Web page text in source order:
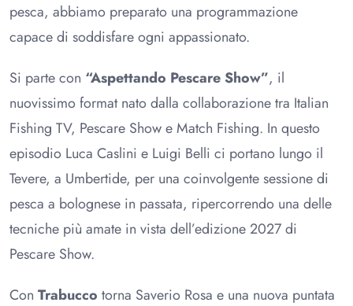
pesca, abbiamo preparato una programmazione
capace di soddisfare ogni appassionato.
Si parte con “Aspettando Pescare Show”, il
nuovissimo format nato dalla collaborazione tra Italian
Fishing TV, Pescare Show e Match Fishing. In questo
episodio Luca Caslini e Luigi Belli ci portano lungo il
Tevere, a Umbertide, per una coinvolgente sessione di
pesca a bolognese in passata, ripercorrendo una delle
tecniche più amate in vista dell’edizione 2027 di
Pescare Show.
Con Trabucco torna Saverio Rosa e una nuova puntata